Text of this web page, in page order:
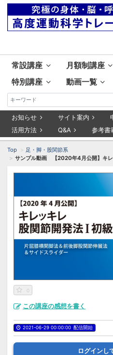
常設講座 月額制講座
特別講座
動画一覧
お知らせ サイト案内
活用方法
Q&A 参考書
Top
足・脚・股関節系
サンプル動画 【2020年4月公開】キレ
0
この講座の感想を書く
2021-06-29 00:00:00 配信開始
ログインし